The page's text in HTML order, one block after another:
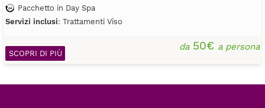
Pacchetto in Day Spa
Servizi inclusi: Trattamenti Viso
da50€ a persona
SCOPRI DI PIÙ